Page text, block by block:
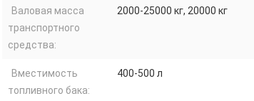
Валовая масса
транспортного
средства:
2000-25000 кг, 20000 кг
Вместимость
топливного бака:
400-500 л